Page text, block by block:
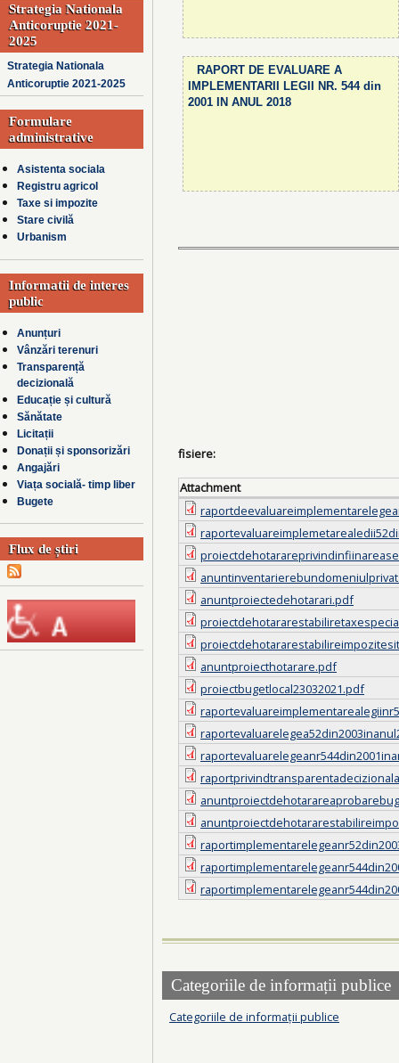
Strategia Nationala
Anticoruptie 2021-
2025
Strategia Nationala
Anticoruptie 2021-2025
Formulare
administrative
Asistenta sociala
Registru agricol
Taxe si impozite
Stare civilă
Urbanism
Informatii de interes
public
Anunțuri
Vânzări terenuri
Transparență
decizională
Educație și cultură
Sănătate
Licitații
Donații și sponsorizări
Angajări
Viața socială- timp liber
Bugete
Flux de știri
RAPORT DE EVALUARE A
IMPLEMENTARII LEGII NR. 544 din
2001 IN ANUL 2018
fisiere:
Attachment
anuntproiectedehotarari.pdf
anuntproiecthotarare.pdf
proiectbugetlocal23032021.pdf
Categoriile de informații publice
Categoriile de informații publice